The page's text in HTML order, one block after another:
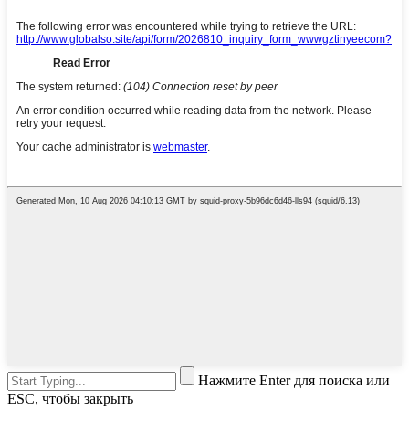
Нажмите Enter для поиска или
ESC, чтобы закрыть